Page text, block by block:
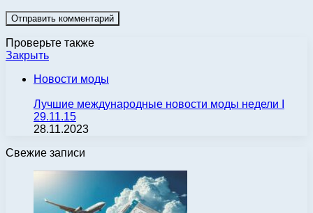
Проверьте также
Закрыть
Новости моды
Лучшие международные новости моды недели І
29.11.15
28.11.2023
Свежие записи